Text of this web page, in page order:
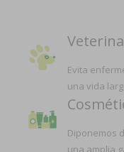
Evita
una vida
Diponemos
una amplia